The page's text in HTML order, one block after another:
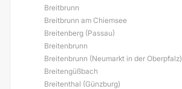
Breitbrunn
Breitbrunn am Chiemsee
Breitenberg (Passau)
Breitenbrunn
Breitenbrunn (Neumarkt in der Oberpfalz)
Breitengüßbach
Breitenthal (Günzburg)